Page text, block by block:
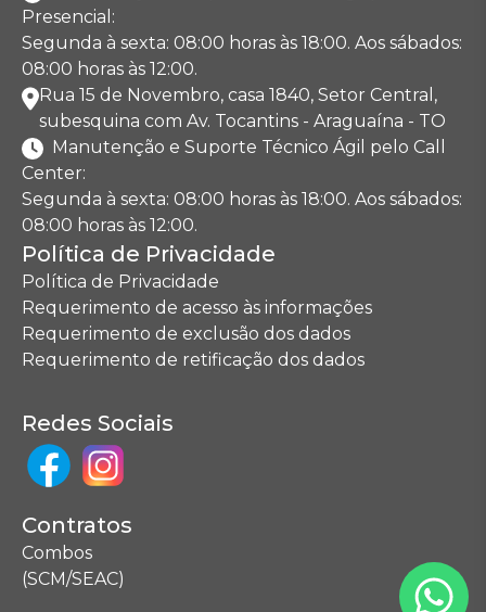
Presencial:
Segunda à sexta: 08:00 horas às 18:00. Aos sábados:
08:00 horas às 12:00.
Rua 15 de Novembro, casa 1840, Setor Central,
subesquina com Av. Tocantins - Araguaína - TO
Manutenção e Suporte Técnico Ágil pelo Call
Center:
Segunda à sexta: 08:00 horas às 18:00. Aos sábados:
08:00 horas às 12:00.
Política de Privacidade
Política de Privacidade
Requerimento de acesso às informações
Requerimento de exclusão dos dados
Requerimento de retificação dos dados
Redes Sociais
Contratos
Combos
(SCM/SEAC)